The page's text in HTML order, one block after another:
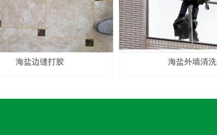
海盐边缝打胶 海盐外墙清洗